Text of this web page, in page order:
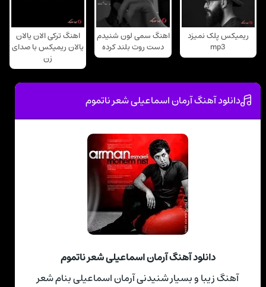
ریمیکس پلک نمیزد
mp3
اهنگ سمی لون شنیدم
دست روت بلند کرده
اهنگ ترکی الان یالان
یالان ریمیکس با صدای
زن
دانلود آهنگ آرمان اسماعیلی شعر ناتموم
دانلود آهنگ آرمان اسماعیلی شعر ناتموم
آهنگ زیبا و بسیار شنیدنی آرمان اسماعیلی بنام شعر